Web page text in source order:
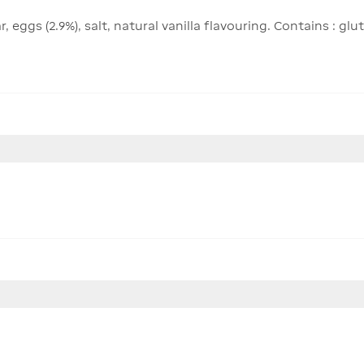
eggs (2.9%), salt, natural vanilla flavouring. Contains :